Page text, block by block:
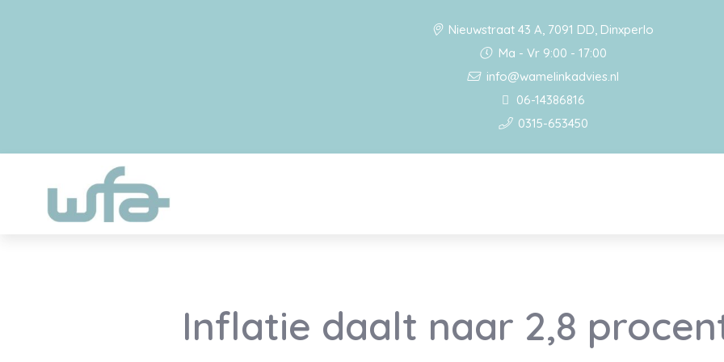
Nieuwstraat 43 A, 7091 DD, Dinxperlo
Ma - Vr 9:00 - 17:00
info@wamelinkadvies.nl
06-14386816
0315-653450
Inflatie daalt naar 2,8